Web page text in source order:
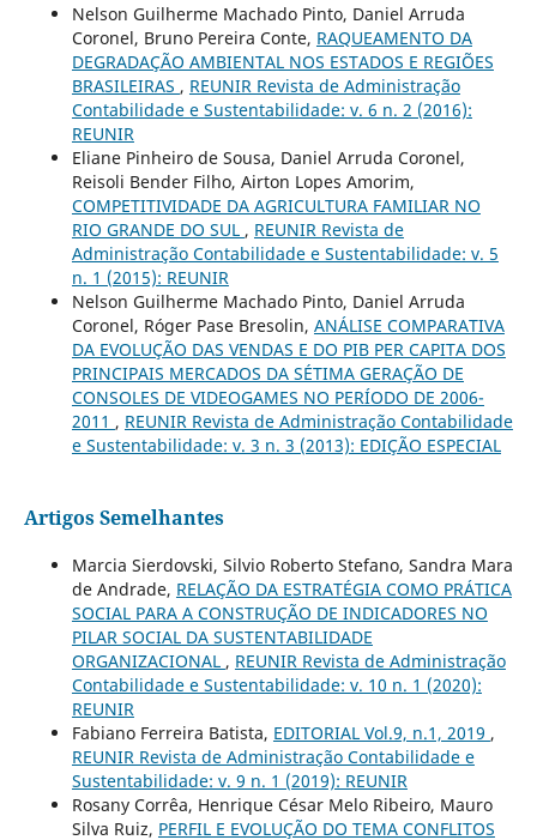
Nelson Guilherme Machado Pinto, Daniel Arruda
Coronel, Bruno Pereira Conte, RAQUEAMENTO DA
DEGRADAÇÃO AMBIENTAL NOS ESTADOS E REGIÕES
BRASILEIRAS , REUNIR Revista de Administração
Contabilidade e Sustentabilidade: v. 6 n. 2 (2016):
REUNIR
Eliane Pinheiro de Sousa, Daniel Arruda Coronel,
Reisoli Bender Filho, Airton Lopes Amorim,
COMPETITIVIDADE DA AGRICULTURA FAMILIAR NO
RIO GRANDE DO SUL , REUNIR Revista de
Administração Contabilidade e Sustentabilidade: v. 5
n. 1 (2015): REUNIR
Nelson Guilherme Machado Pinto, Daniel Arruda
Coronel, Róger Pase Bresolin, ANÁLISE COMPARATIVA
DA EVOLUÇÃO DAS VENDAS E DO PIB PER CAPITA DOS
PRINCIPAIS MERCADOS DA SÉTIMA GERAÇÃO DE
CONSOLES DE VIDEOGAMES NO PERÍODO DE 2006-
2011 , REUNIR Revista de Administração Contabilidade
e Sustentabilidade: v. 3 n. 3 (2013): EDIÇÃO ESPECIAL
Artigos Semelhantes
Marcia Sierdovski, Silvio Roberto Stefano, Sandra Mara
de Andrade, RELAÇÃO DA ESTRATÉGIA COMO PRÁTICA
SOCIAL PARA A CONSTRUÇÃO DE INDICADORES NO
PILAR SOCIAL DA SUSTENTABILIDADE
ORGANIZACIONAL , REUNIR Revista de Administração
Contabilidade e Sustentabilidade: v. 10 n. 1 (2020):
REUNIR
Fabiano Ferreira Batista, EDITORIAL Vol.9, n.1, 2019 ,
REUNIR Revista de Administração Contabilidade e
Sustentabilidade: v. 9 n. 1 (2019): REUNIR
Rosany Corrêa, Henrique César Melo Ribeiro, Mauro
Silva Ruiz, PERFIL E EVOLUÇÃO DO TEMA CONFLITOS